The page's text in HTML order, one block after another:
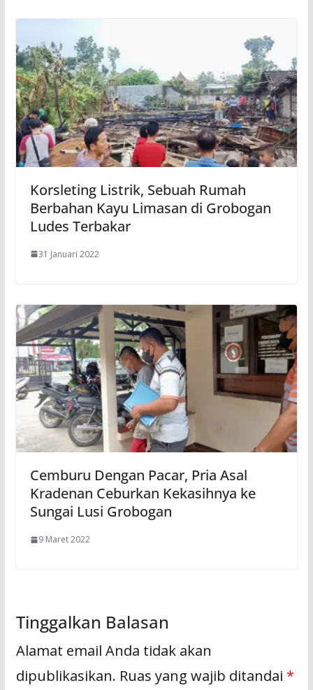
Korsleting Listrik, Sebuah Rumah
Berbahan Kayu Limasan di Grobogan
Ludes Terbakar
31 Januari 2022
Cemburu Dengan Pacar, Pria Asal
Kradenan Ceburkan Kekasihnya ke
Sungai Lusi Grobogan
9 Maret 2022
Tinggalkan Balasan
Alamat email Anda tidak akan
dipublikasikan. Ruas yang wajib ditandai *